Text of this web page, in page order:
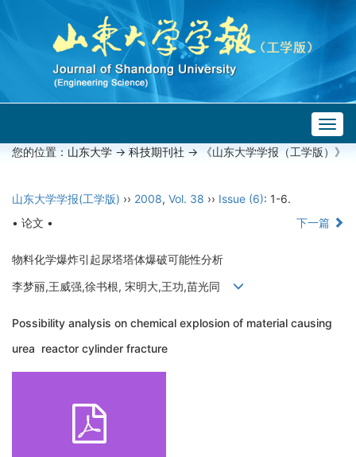
您的位置： 山东大学 -> 科技期刊社 -> 《山东大学学报（工学版）》
山东大学学报(工学版) ›› 2008, Vol. 38 ›› Issue (6): 1-6.
• 论文 •
下一篇
物料化学爆炸引起尿塔塔体爆破可能性分析
李梦丽,王威强,徐书根, 宋明大,王功,苗光同
Possibility analysis on chemical explosion of material causing
urea reactor cylinder fracture